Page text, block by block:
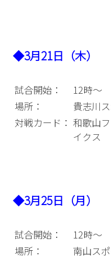
◆3月21日（木）
試合開始：
12時～
場所：
貴志川
対戦カード： 和歌山
イクス
◆3月25日（月）
試合開始：
12時～
場所：
南山ス